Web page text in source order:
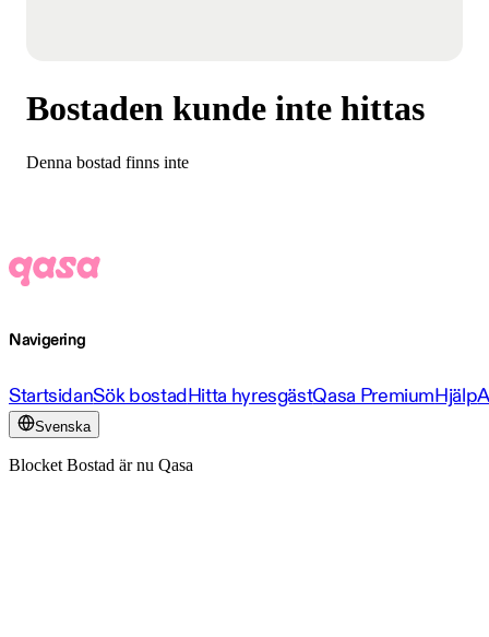
Bostaden kunde inte hittas
Denna bostad finns inte
Navigering
StartsidanSök bostadHitta hyresgästQasa PremiumHjälp
Svenska
Blocket Bostad är nu Qasa